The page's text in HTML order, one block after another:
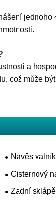
a
což může
Návěs valník
Cisternový
Zadní